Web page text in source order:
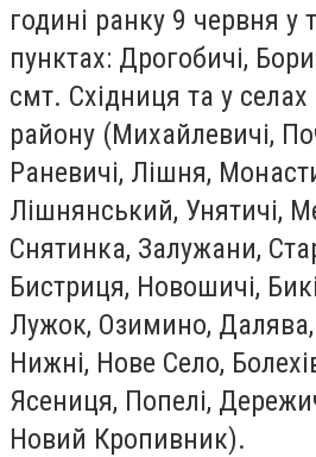
годині ранку 9 червня у
пунктах: Дрогобичі,
смт. Східниця та у
району (Михайлевичі,
Раневичі, Лішня,
Лішнянський, Унятичі,
Снятинка, Залужани,
Бистриця, Новошичі,
Лужок, Озимино, Далява,
Нижні, Нове Село,
Ясениця, Попелі,
Новий Кропивник).